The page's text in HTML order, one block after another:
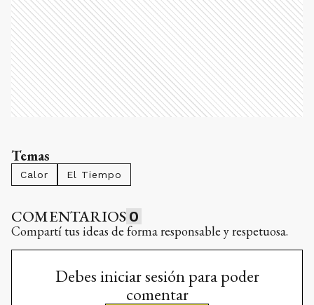
Temas
Calor El Tiempo
COMENTARIOS 0
Compartí tus ideas de forma responsable y respetuosa.
Debes iniciar sesión para poder
comentar